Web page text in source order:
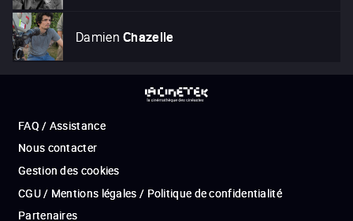
Damien Chazelle
FAQ / Assistance
Nous contacter
Gestion des cookies
CGU / Mentions légales / Politique de confidentialité
Partenaires